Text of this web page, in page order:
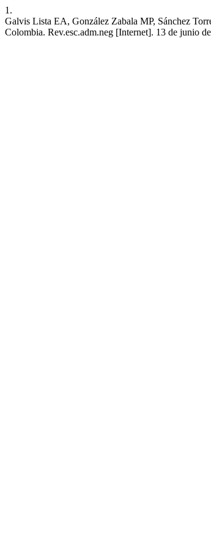
1.
Galvis Lista EA, González Zabala MP, Sánchez
Colombia. Rev.esc.adm.neg [Internet]. 13 de junio